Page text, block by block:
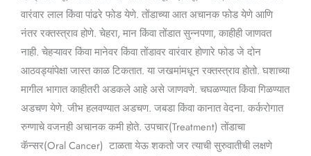
वारंवार लाल किंवा पांढरे फोड येणे. तोंडाच्या आत अचानक फोड येणे आणि
नंतर रक्तस्त्राव होणे. चेहरा, मान किंवा तोंडात सुन्नपणा, काहीही जाणवत
नाही. चेहऱ्यावर किंवा मानेवर किंवा तोंडावर वारंवार होणारे फोड जे दोन
आठवड्यांपेक्षा जास्त काळ टिकतात. या जखमांमधून रक्तस्त्राव होतो. घशाच्या
मागील भागात काहीतरी अडकले आहे असे जाणवणे. चघळण्यात किंवा गिळण्यात
अडचण येणे. जीभ हलवण्यात अडचण. जबडा किंवा कानात वेदना. कर्करोगात
रुग्णाचे वजनही अचानक कमी होते. उपचार(Treatment) तोंडाचा
कॅन्सर(Oral Cancer) टाळता येऊ शकतो जर त्याची सुरुवातीची लक्षणे